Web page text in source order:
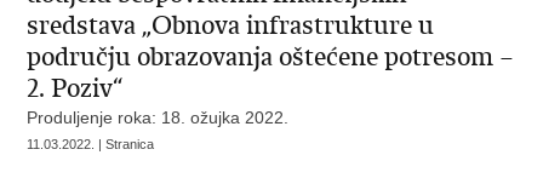
sredstava „Obnova infrastrukture u
području obrazovanja oštećene potresom –
2. Poziv“
Produljenje roka: 18. ožujka 2022.
11.03.2022. | Stranica